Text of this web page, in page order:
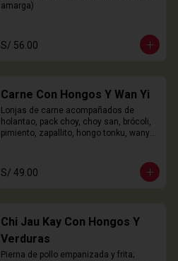
amarga)
S/ 56.00
Carne Con Hongos Y Wan Yi
Lonjas de carne acompañados de
holantao, pack choy, choy san, brócoli,
pimiento, zapallito, hongo tonku, wanyi
S/ 49.00
Chi Jau Kay Con Hongos Y
Verduras
Pierna de pollo empanizada y frita;